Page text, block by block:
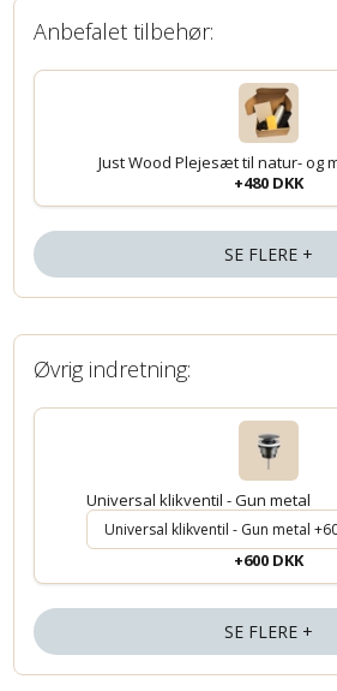
Anbefalet tilbehør:
Just Wood Plejesæt til natur- og
+480 DKK
SE FLERE +
Øvrig indretning:
Universal klikventil - Gun metal
+600 DKK
SE FLERE +